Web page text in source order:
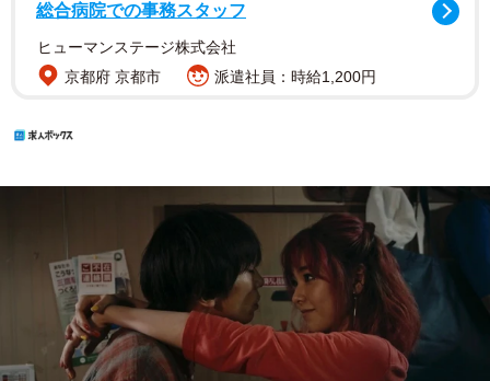
総合病院での事務スタッフ
ヒューマンステージ株式会社
京都府 京都市
派遣社員：時給1,200円